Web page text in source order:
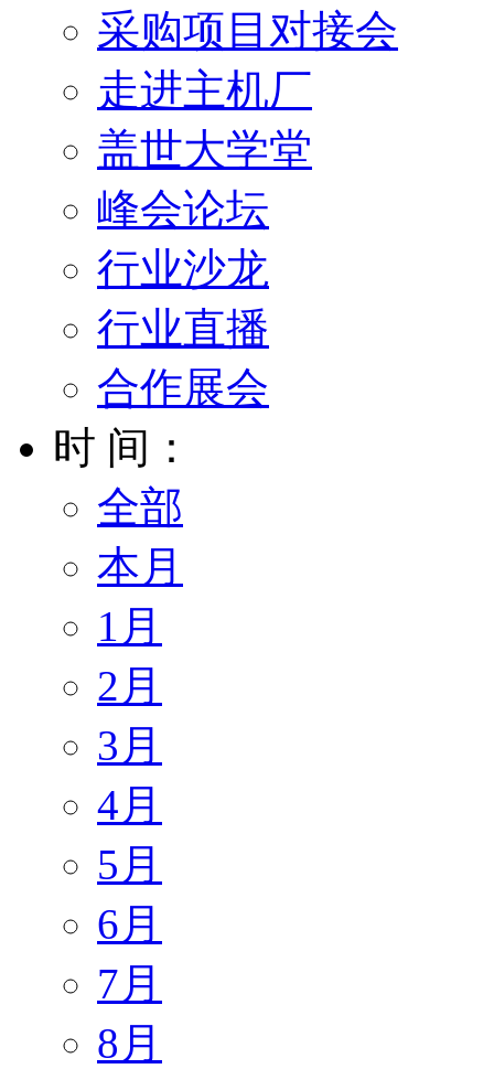
采购项目对接会
走进主机厂
盖世大学堂
峰会论坛
行业沙龙
行业直播
合作展会
时 间：
全部
本月
1月
2月
3月
4月
5月
6月
7月
8月